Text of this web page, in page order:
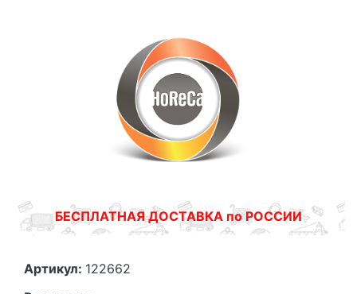
БЕСПЛАТНАЯ ДОСТАВКА по РОССИИ
Артикул: 122662